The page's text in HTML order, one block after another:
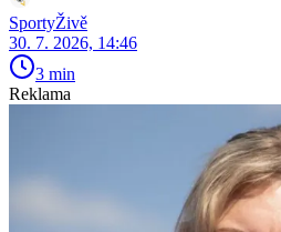
SportyŽivě
30. 7. 2026, 14:46
3 min
Reklama